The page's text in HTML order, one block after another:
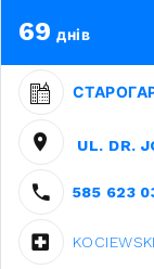
69 днів
UL. DR.
585 623